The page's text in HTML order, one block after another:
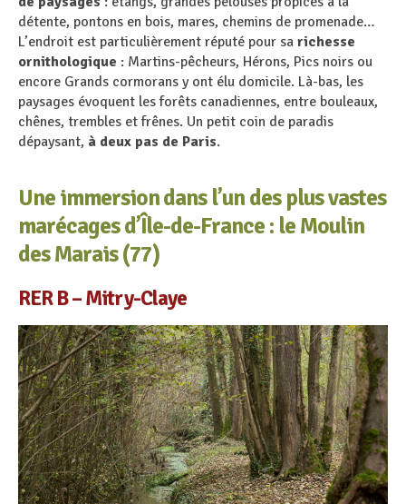
détente, pontons en bois, mares, chemins de promenade…
L’endroit est particulièrement réputé pour sa richesse
ornithologique : Martins-pêcheurs, Hérons, Pics noirs ou
encore Grands cormorans y ont élu domicile. Là-bas, les
paysages évoquent les forêts canadiennes, entre bouleaux,
chênes, trembles et frênes. Un petit coin de paradis
dépaysant, à deux pas de Paris.
Une immersion dans l’un des plus vastes
marécages d’Île-de-France : le Moulin
des Marais (77)
RER B – Mitry-Claye